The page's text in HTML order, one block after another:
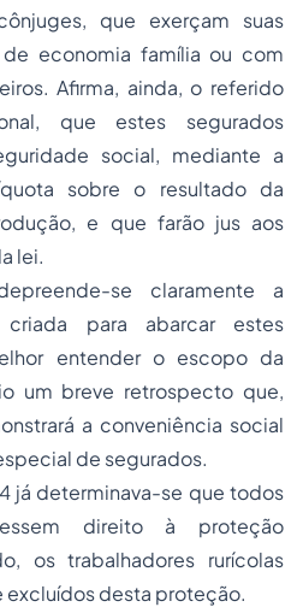
que exerçam suas
economia família ou com
Afirma, ainda, o referido
que estes segurados
social, mediante a
sobre o resultado da
e que farão jus aos
lei.
se claramente a
criada para abarcar estes
entender o escopo da
um breve retrospecto que,
a conveniência social
de segurados.
já determinava-se que todos
direito à proteção
os trabalhadores rurícolas
desta proteção.